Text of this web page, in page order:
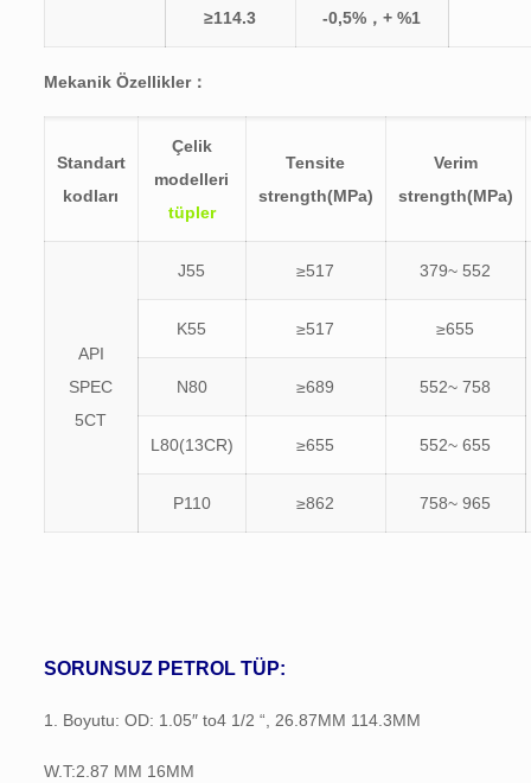
≥114.3
-0,5%，+ %1
Mekanik Özellikler：
Standart
kodları
Çelik
modelleri
tüpler
Tensite
strength(MPa)
Verim
strength(MPa)
API
SPEC
5CT
J55 ≥517 379~ 552
K55 ≥517 ≥655
N80 ≥689 552~ 758
L80(13CR) ≥655 552~ 655
P110 ≥862 758~ 965
SORUNSUZ PETROL TÜP:
1. Boyutu: OD: 1.05″ to4 1/2 “, 26.87MM 114.3MM
W.T:2.87 MM 16MM